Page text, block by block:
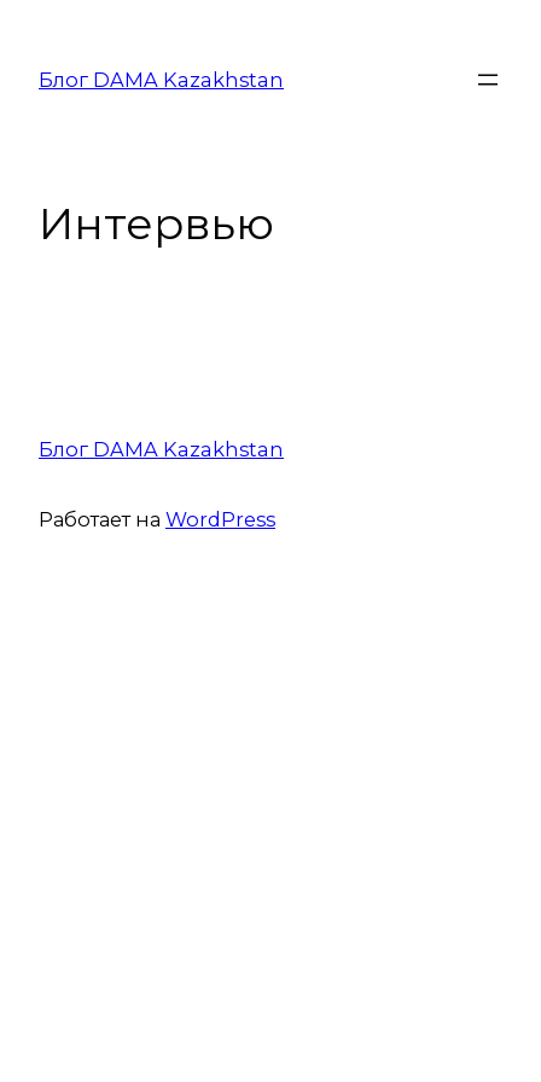
Блог DAMA Kazakhstan
Интервью
Блог DAMA Kazakhstan
Работает на WordPress